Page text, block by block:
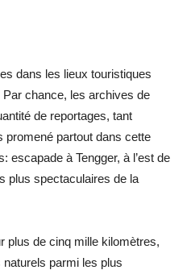
dans les lieux touristiques
Par chance, les archives de
de reportages, tant
promené partout dans cette
escapade à Tengger, à l’est de
plus spectaculaires de la
plus de cinq mille kilomètres,
naturels parmi les plus